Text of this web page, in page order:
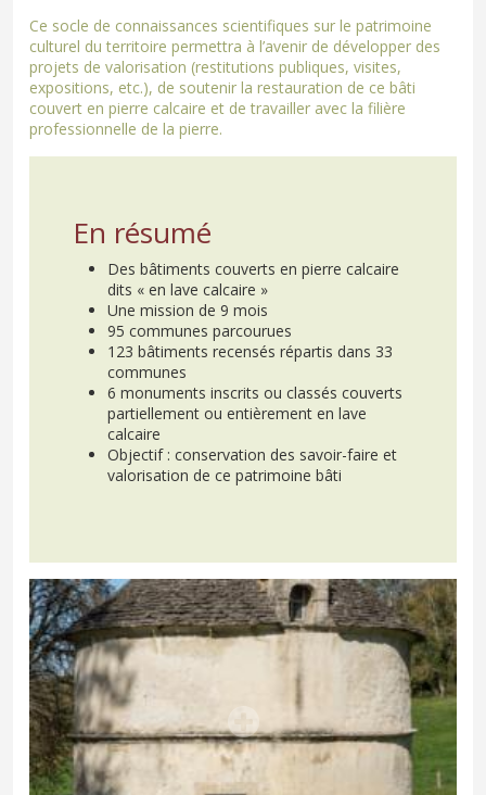
Ce socle de connaissances scientifiques sur le patrimoine
culturel du territoire permettra à l’avenir de développer des
projets de valorisation (restitutions publiques, visites,
expositions, etc.), de soutenir la restauration de ce bâti
couvert en pierre calcaire et de travailler avec la filière
professionnelle de la pierre.
En résumé
Des bâtiments couverts en pierre calcaire
dits « en lave calcaire »
Une mission de 9 mois
95 communes parcourues
123 bâtiments recensés répartis dans 33
communes
6 monuments inscrits ou classés couverts
partiellement ou entièrement en lave
calcaire
Objectif : conservation des savoir-faire et
valorisation de ce patrimoine bâti